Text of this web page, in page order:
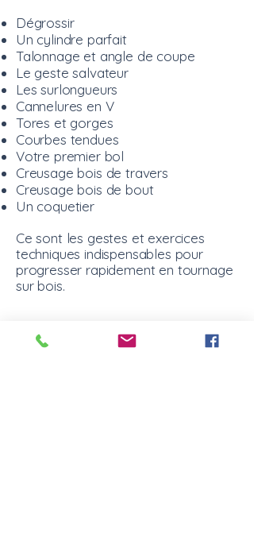
Dégrossir
Un cylindre parfait
Talonnage et angle de coupe
Le geste salvateur
Les surlongueurs
Cannelures en V
Tores et gorges
Courbes tendues
Votre premier bol
Creusage bois de travers
Creusage bois de bout
Un coquetier
Ce sont les gestes et exercices
techniques indispensables pour
progresser rapidement en tournage
sur bois.